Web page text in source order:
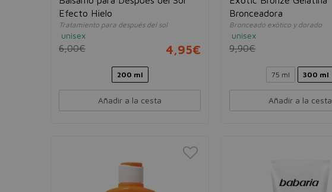
Efecto Hielo
Tratamiento para después del sol
unisex
6,00€ 4,95€
200 ml
Añadir a la cesta
Bronceadora
Bronceado exótico y dorado
unisex
9,90€
75 ml 300 ml
Añadir a la cesta